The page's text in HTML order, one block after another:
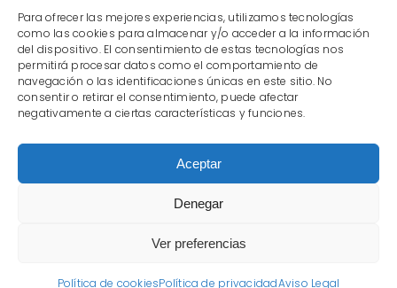
Para ofrecer las mejores experiencias, utilizamos tecnologías
como las cookies para almacenar y/o acceder a la información
del dispositivo. El consentimiento de estas tecnologías nos
permitirá procesar datos como el comportamiento de
navegación o las identificaciones únicas en este sitio. No
consentir o retirar el consentimiento, puede afectar
negativamente a ciertas características y funciones.
Aceptar
Denegar
Ver preferencias
Política de cookiesPolítica de privacidadAviso Legal
Email: Secretaría (Madrid)
Email: Secretaría (Melilla)